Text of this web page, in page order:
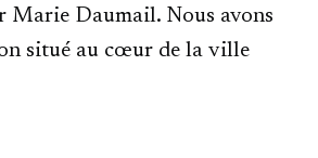
Marie Daumail. Nous avons
situé au cœur de la ville